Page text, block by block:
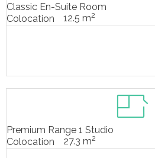
Classic En-Suite Room
Colocation
12.5 m2
Premium Range 1 Studio
Colocation
27.3 m2